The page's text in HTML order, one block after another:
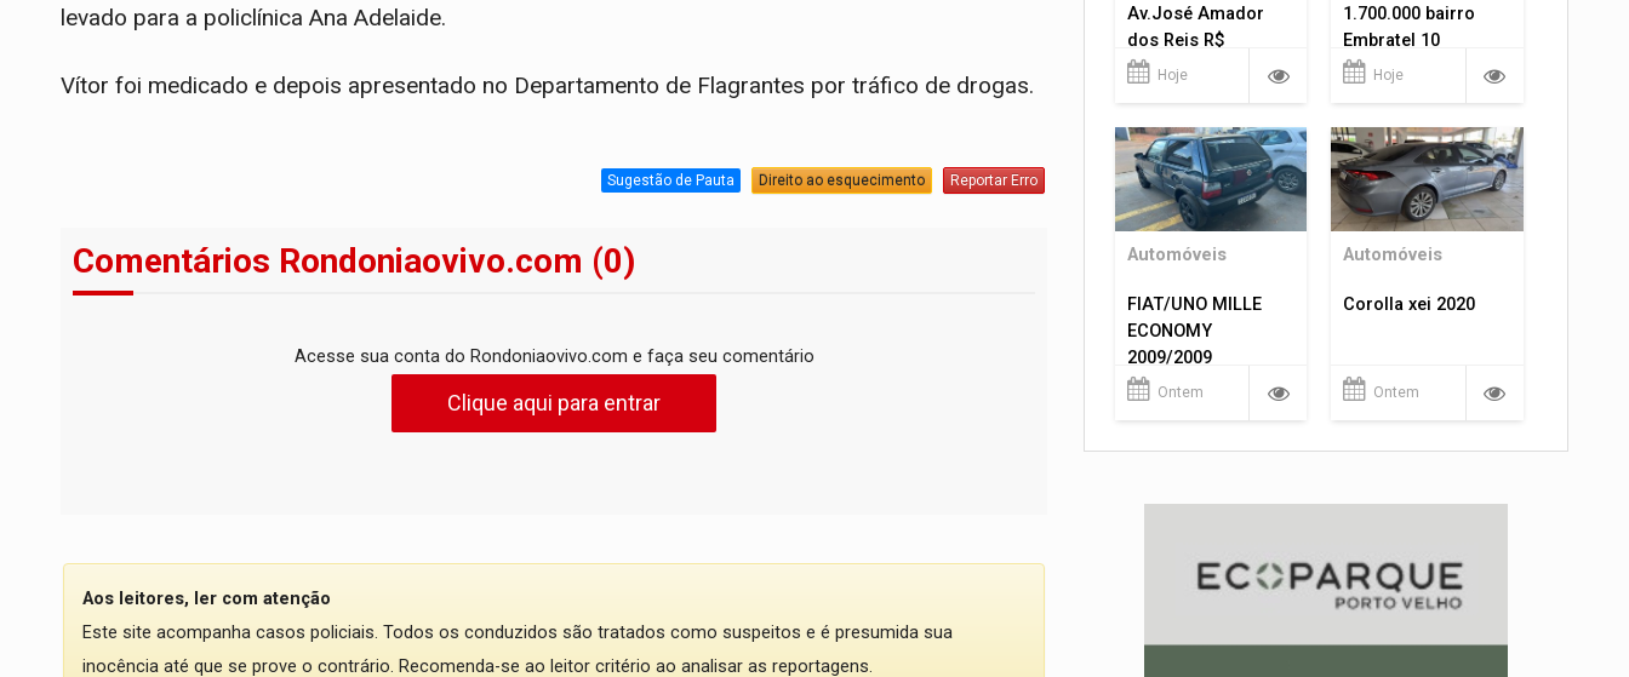
levado para a policlínica Ana Adelaide.
Vítor foi medicado e depois apresentado no Departamento de Flagrantes por tráfico de drogas.
Sugestão de Pauta Direito ao esquecimento Reportar Erro
Comentários Rondoniaovivo.com (0)
Acesse sua conta do Rondoniaovivo.com e faça seu comentário
Clique aqui para entrar
Aos leitores, ler com atenção
Este site acompanha casos policiais. Todos os conduzidos são tratados como suspeitos e é presumida sua
inocência até que se prove o contrário. Recomenda-se ao leitor critério ao analisar as reportagens.
Av.José Amador
dos Reis R$
1.400.000
Hoje
1.700.000 bairro
Embratel 10
apartamentos!
Hoje
Automóveis
FIAT/UNO MILLE
ECONOMY
2009/2009
Ontem
Automóveis
Corolla xei 2020
Ontem